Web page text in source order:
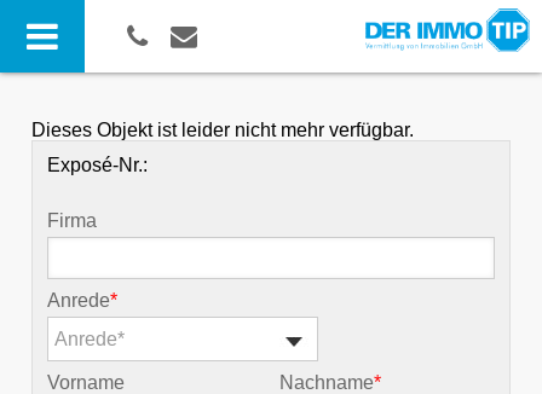
Dieses Objekt ist leider nicht mehr verfügbar.
Exposé-Nr.:
Firma
Anrede*
Anrede*
Vorname Nachname*